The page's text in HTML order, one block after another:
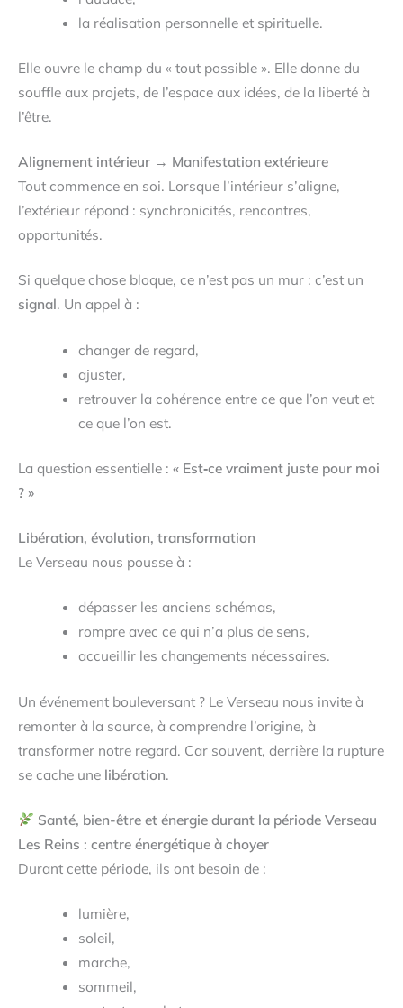
la réalisation personnelle et spirituelle.
Elle ouvre le champ du « tout possible ». Elle donne du
souffle aux projets, de l’espace aux idées, de la liberté à
l’être.
Alignement intérieur → Manifestation extérieure
Tout commence en soi. Lorsque l’intérieur s’aligne,
l’extérieur répond : synchronicités, rencontres,
opportunités.
Si quelque chose bloque, ce n’est pas un mur : c’est un
signal. Un appel à :
changer de regard,
ajuster,
retrouver la cohérence entre ce que l’on veut et
ce que l’on est.
La question essentielle : « Est‑ce vraiment juste pour moi
? »
Libération, évolution, transformation
Le Verseau nous pousse à :
dépasser les anciens schémas,
rompre avec ce qui n’a plus de sens,
accueillir les changements nécessaires.
Un événement bouleversant ? Le Verseau nous invite à
remonter à la source, à comprendre l’origine, à
transformer notre regard. Car souvent, derrière la rupture
se cache une libération.
Santé, bien-être et énergie durant la période Verseau
Les Reins : centre énergétique à choyer
Durant cette période, ils ont besoin de :
lumière,
soleil,
marche,
sommeil,